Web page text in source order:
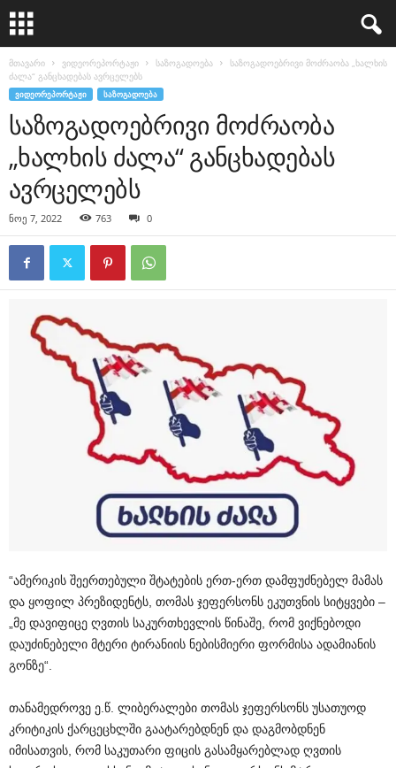
მთავარი ვიდეორეპორტაჟი საზოგადოება
საზოგადოებრივი მოძრაობა „ხალხის
ძალა“ განცხადებას ავრცელებს
ᲕᲘᲓᲔᲝᲠᲔᲞᲝᲠᲢᲐᲟᲘ ᲡᲐᲖᲝᲒᲐᲓᲝᲔᲑᲐ
საზოგადოებრივი მოძრაობა
„ხალხის ძალა“ განცხადებას
ავრცელებს
ნოე 7, 2022 763 0
“ამერიკის შეერთებული შტატების ერთ-ერთ დამფუძნებელ მამას
და ყოფილ პრეზიდენტს, თომას ჯეფერსონს ეკუთვნის სიტყვები –
„მე დავიფიცე ღვთის საკურთხევლის წინაშე, რომ ვიქნებოდი
დაუძინებელი მტერი ტირანიის ნებისმიერი ფორმისა ადამიანის
გონზე“.
თანამედროვე ე.წ. ლიბერალები თომას ჯეფერსონს უსათუოდ
კრიტიკის ქარცეცხლში გაატარებდნენ და დაგმობდნენ
იმისათვის, რომ საკუთარი ფიცის გასამყარებლად ღვთის